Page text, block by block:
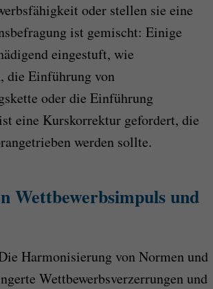
oder stellen sie eine
ist gemischt: Einige
eingestuft, wie
die Einführung von
oder die Einführung
eine Kurskorrektur gefordert, die
werden sollte.
Wettbewerbsimpuls und
Harmonisierung von Normen und
Wettbewerbsverzerrungen und